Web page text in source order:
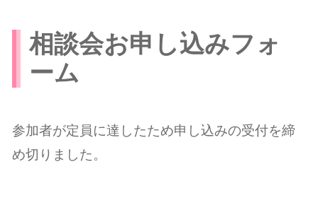
相談会お申し込みフォ
ーム
参加者が定員に達したため申し込みの受付を締
め切りました。